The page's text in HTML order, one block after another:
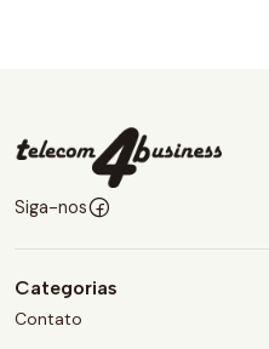
Siga-nos
Categorias
Contato